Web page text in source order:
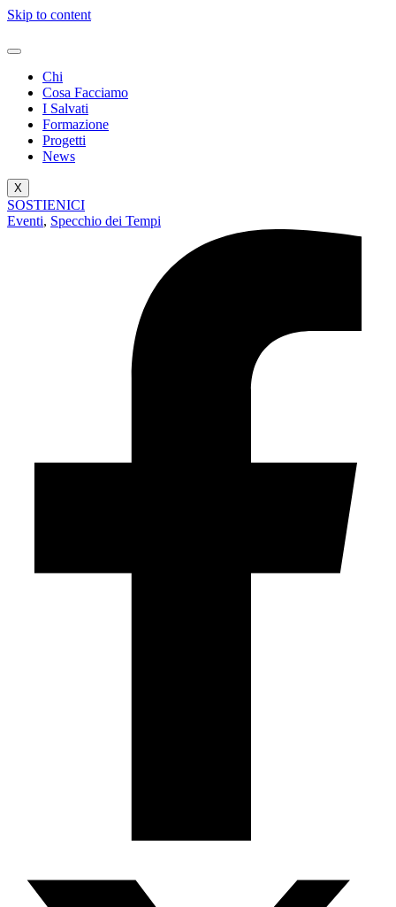
Skip to content
Chi
Cosa Facciamo
I Salvati
Formazione
Progetti
News
X
SOSTIENICI
Eventi, Specchio dei Tempi